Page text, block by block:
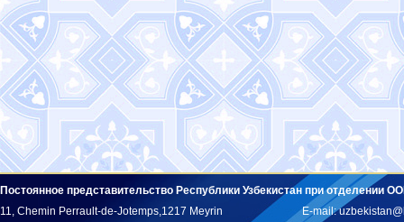
Постоянное представительство Республики Узбекистан при отделении
11, Chemin Perrault-de-Jotemps,1217 Meyrin
E-mail: